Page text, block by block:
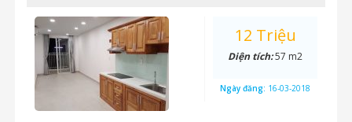
12 Triệu
Diện tích:57 m2
Ngày đăng: 16-03-2018